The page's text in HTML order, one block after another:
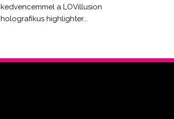
kedvencemmel a LOVillusion
holografikus highlighter...